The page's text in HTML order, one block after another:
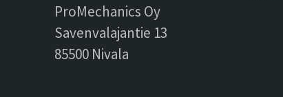
ProMechanics Oy
Savenvalajantie 13
85500 Nivala